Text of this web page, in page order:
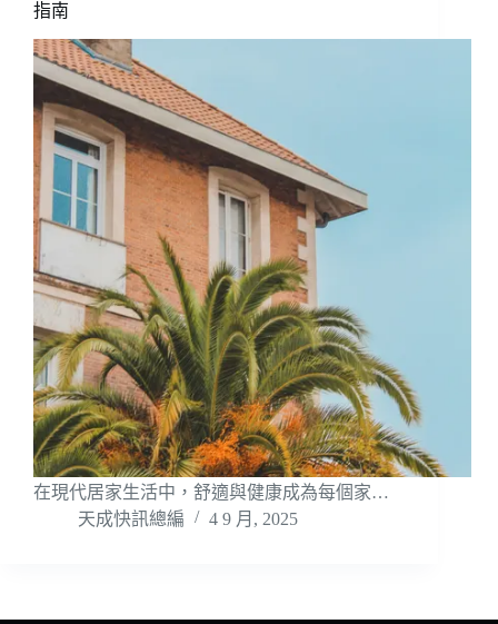
指南
在現代居家生活中，舒適與健康成為每個家…
天成快訊總編
4 9 月, 2025